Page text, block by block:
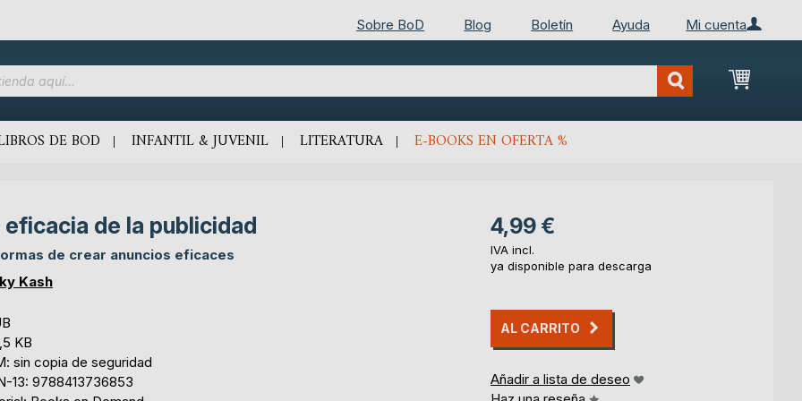
Mi cuenta
Sobre BoD Blog Boletín Ayuda
Mi
DE BOD INFANTIL & JUVENIL LITERATURA E-BOOKS EN OFERTA %
eficacia de la publicidad
de crear anuncios eficaces
Kash
KB
sin copia de seguridad
13: 9788413736853
4,99 €
IVA incl.
ya disponible para descarga
AL CARRITO
Añadir a lista de deseo